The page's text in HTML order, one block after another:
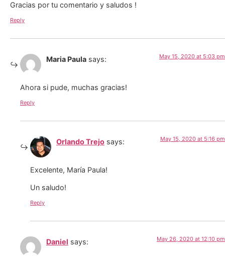
Gracias por tu comentario y saludos !
Reply
Maria Paula says: May 15, 2020 at 5:03 pm
Ahora si pude, muchas gracias!
Reply
Orlando Trejo says: May 15, 2020 at 5:16 pm
Excelente, María Paula!
Un saludo!
Reply
Daniel says: May 26, 2020 at 12:10 pm